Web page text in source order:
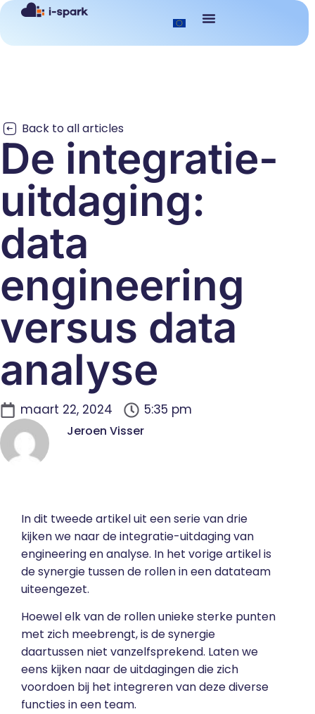
Back to all articles
De integratie-
uitdaging:
data
engineering
versus data
analyse
maart 22, 2024 5:35 pm
Jeroen Visser
In dit tweede artikel uit een serie van drie
kijken we naar de integratie-uitdaging van
engineering en analyse. In het vorige artikelis
de synergie tussen de rollen in een datateam
uiteengezet.
Hoewel elk van de rollen unieke sterke punten
met zich meebrengt, is de synergie
daartussen niet vanzelfsprekend. Laten we
eens kijken naar de uitdagingen die zich
voordoen bij het integreren van deze diverse
functies in een team.